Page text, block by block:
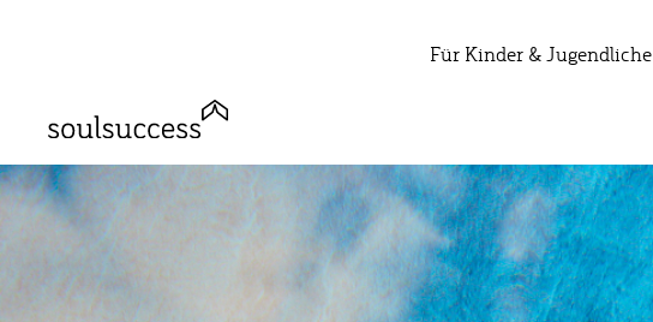
Für Kinder & Jugendliche